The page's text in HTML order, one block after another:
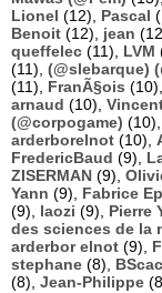
Lionel (12), Pascal
Benoit (12), jean
queffelec (11), LVM
(11), (@slebarque)
(11), FranÃ§ois (10),
arnaud (10),
(@corpogame) (10),
arderborelnot (10),
FredericBaud (9),
ZISERMAN (9),
Yann (9), Fabrice
(9), laozi (9), Pierre
des sciences de la
arderbor elnot (9),
stephane (8),
(8), Jean-Philippe